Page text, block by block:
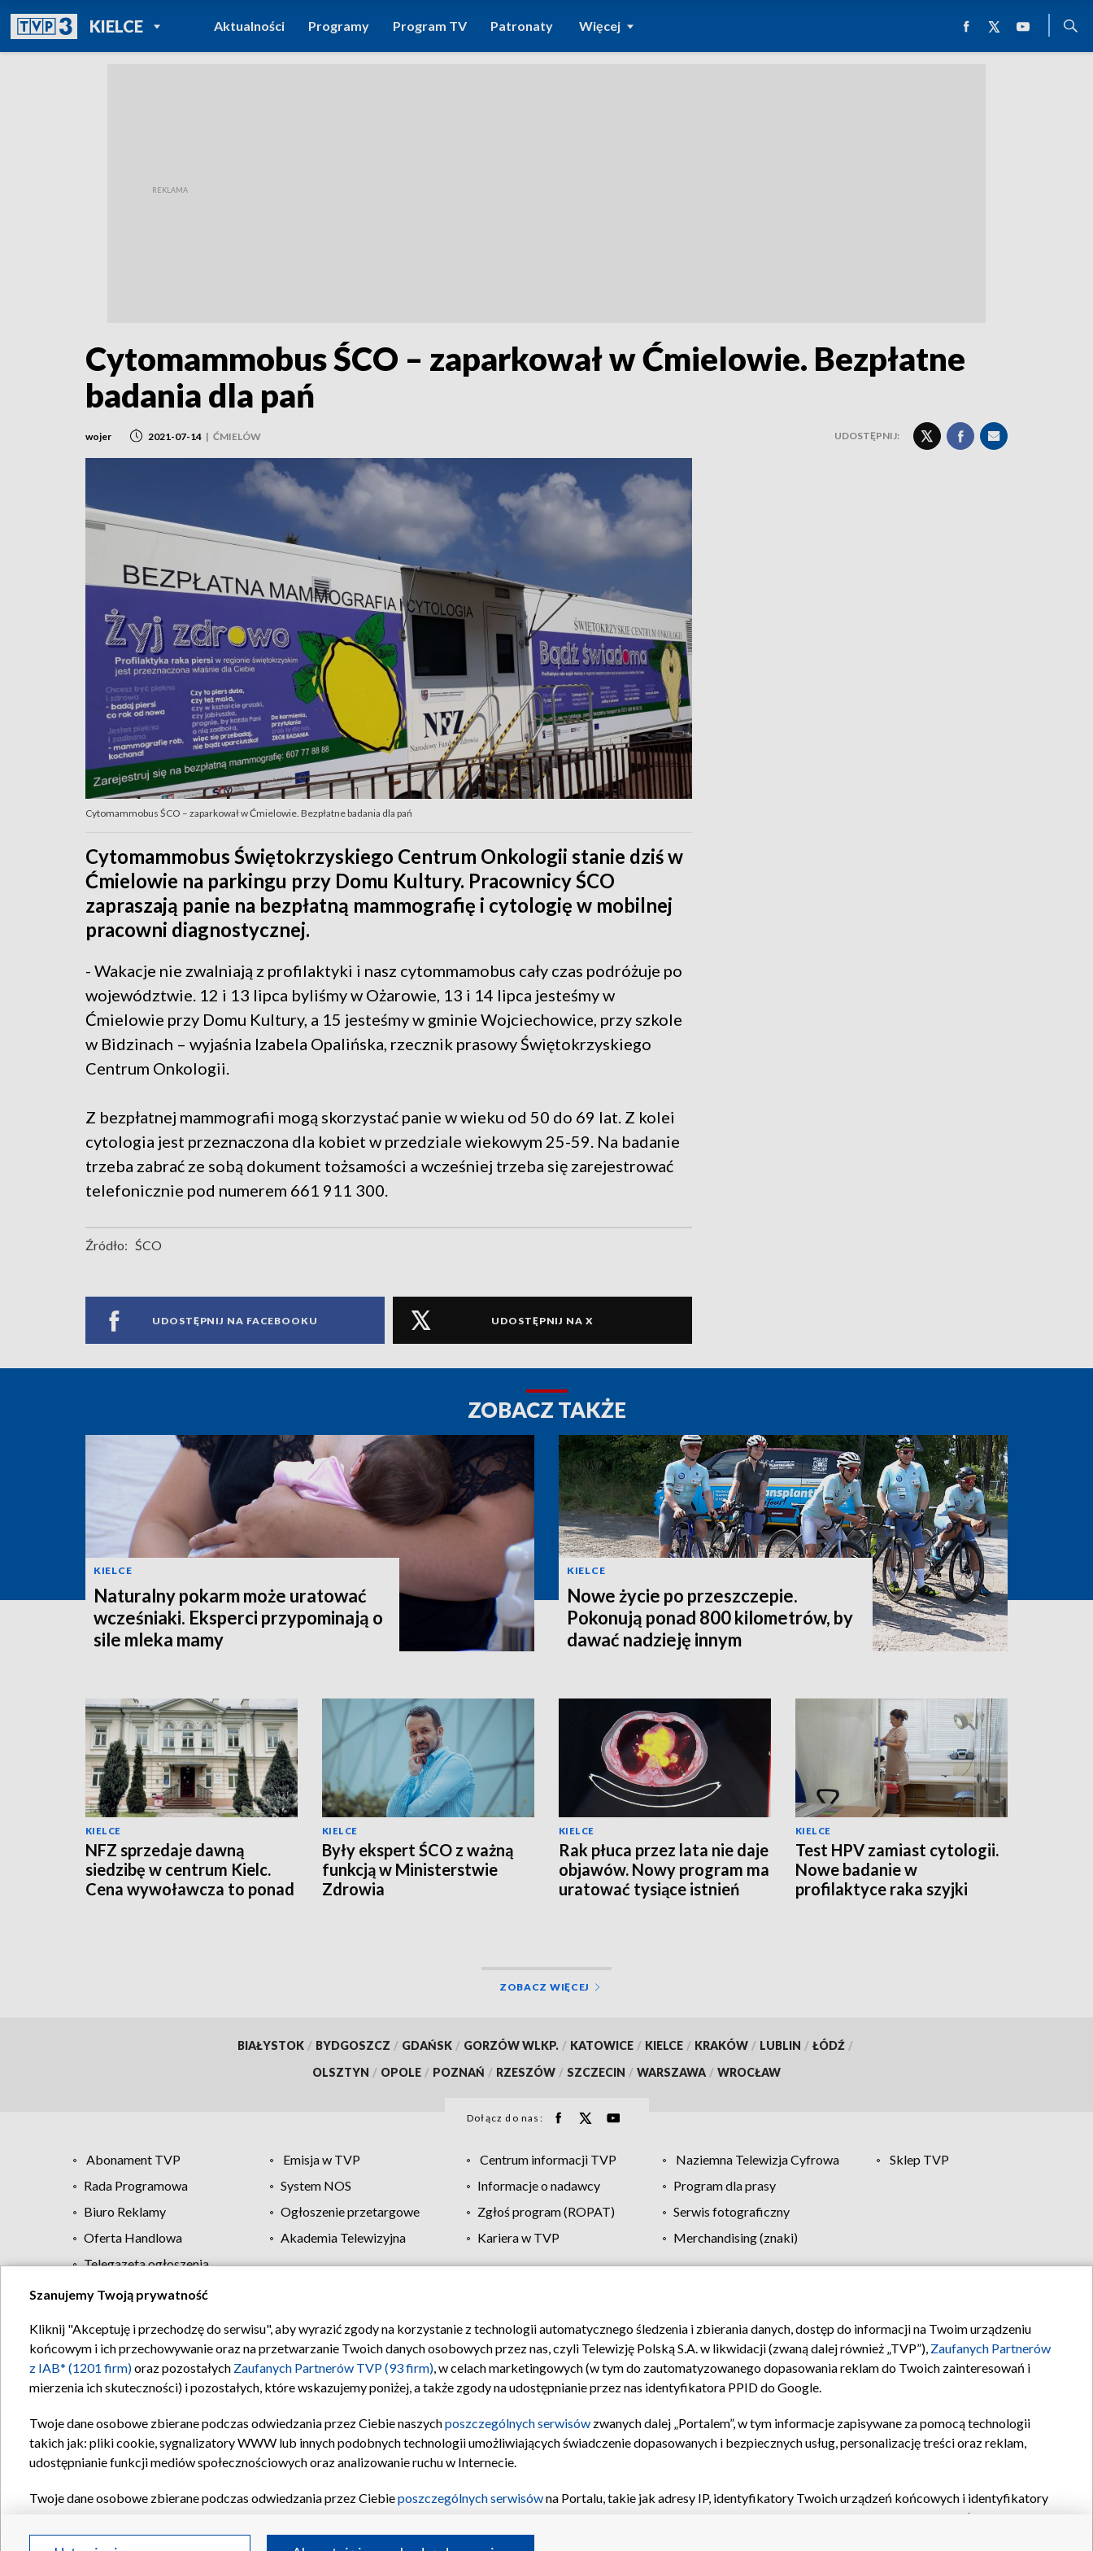
KIELCEPOWRÓT DO
TVP REGIONY
Aktualności Programy Program TV Patronaty Więcej
Cytomammobus ŚCO – zaparkował w Ćmielowie. Bezpłatne
badania dla pań
wojer 2021-07-14 | ĆMIELÓW UDOSTĘPNIJ:
Cytomammobus ŚCO – zaparkował w Ćmielowie. Bezpłatne badania dla pań
Cytomammobus Świętokrzyskiego Centrum Onkologii stanie dziś w
Ćmielowie na parkingu przy Domu Kultury. Pracownicy ŚCO
zapraszają panie na bezpłatną mammografię i cytologię w mobilnej
pracowni diagnostycznej.
- Wakacje nie zwalniają z profilaktyki i nasz cytommamobus cały czas podróżuje po
województwie. 12 i 13 lipca byliśmy w Ożarowie, 13 i 14 lipca jesteśmy w
Ćmielowie przy Domu Kultury, a 15 jesteśmy w gminie Wojciechowice, przy szkole
w Bidzinach – wyjaśnia Izabela Opalińska, rzecznik prasowy Świętokrzyskiego
Centrum Onkologii.
Z bezpłatnej mammografii mogą skorzystać panie w wieku od 50 do 69 lat. Z kolei
cytologia jest przeznaczona dla kobiet w przedziale wiekowym 25-59. Na badanie
trzeba zabrać ze sobą dokument tożsamości a wcześniej trzeba się zarejestrować
telefonicznie pod numerem 661 911 300.
Źródło: ŚCO
UDOSTĘPNIJ NA FACEBOOKU UDOSTĘPNIJ NA X
ZOBACZ TAKŻE
KIELCE
Naturalny pokarm może uratować
wcześniaki. Eksperci przypominają o
sile mleka mamy
KIELCE
Nowe życie po przeszczepie.
Pokonują ponad 800 kilometrów, by
dawać nadzieję innym
KIELCE
NFZ sprzedaje dawną
siedzibę w centrum Kielc.
Cena wywoławcza to ponad
KIELCE
Były ekspert ŚCO z ważną
funkcją w Ministerstwie
Zdrowia
KIELCE
Rak płuca przez lata nie daje
objawów. Nowy program ma
uratować tysiące istnień
KIELCE
Test HPV zamiast cytologii.
Nowe badanie w
profilaktyce raka szyjki
ZOBACZ WIĘCEJ
BIAŁYSTOK / BYDGOSZCZ / GDAŃSK / GORZÓW WLKP. / KATOWICE / KIELCE / KRAKÓW / LUBLIN / ŁÓDŹ /
OLSZTYN / OPOLE / POZNAŃ / RZESZÓW / SZCZECIN / WARSZAWA / WROCŁAW
Dołącz do nas:
Abonament TVP Emisja w TVP Centrum informacji TVP Naziemna Telewizja Cyfrowa
Sklep TVP
Rada Programowa
System NOS Informacje o nadawcy
Program dla prasy
Biuro Reklamy
Ogłoszenie przetargowe Zgłoś program (ROPAT)
Serwis fotograficzny
Oferta Handlowa
Akademia Telewizyjna Kariera w TVP
Merchandising (znaki)
Telegazeta ogłoszenia
Regulamin TVP Polityka prywatności Moje zgody Pomoc Biuro reklamy Kontakt
Szanujemy Twoją prywatność
Kliknij "Akceptuję i przechodzę do serwisu", aby wyrazić zgody na korzystanie z technologii automatycznego śledzenia i zbierania danych, dostęp do informacji na Twoim urządzeniu
końcowym i ich przechowywanie oraz na przetwarzanie Twoich danych osobowych przez nas, czyli Telewizję Polską S.A. w likwidacji (zwaną dalej również „TVP”), Zaufanych Partnerów
z IAB* (1201 firm)oraz pozostałych Zaufanych Partnerów TVP (93 firm), w celach marketingowych (w tym do zautomatyzowanego dopasowania reklam do Twoich zainteresowań i
mierzenia ich skuteczności) i pozostałych, które wskazujemy poniżej, a także zgody na udostępnianie przez nas identyfikatora PPID do Google.
Twoje dane osobowe zbierane podczas odwiedzania przez Ciebie naszychposzczególnych serwisów zwanych dalej „Portalem”, w tym informacje zapisywane za pomocą technologii
takich jak: pliki cookie, sygnalizatory WWW lub innych podobnych technologii umożliwiających świadczenie dopasowanych i bezpiecznych usług, personalizację treści oraz reklam,
udostępnianie funkcji mediów społecznościowych oraz analizowanie ruchu w Internecie.
Twoje dane osobowe zbierane podczas odwiedzania przez Ciebieposzczególnych serwisówna Portalu, takie jak adresy IP, identyfikatory Twoich urządzeń końcowych i identyfikatory
oraz pozostałych
Partnerów TVPdla realizacji następujących celów i funkcji: przechowywania informacji na urządzeniu lub dostęp do nich, wyboru podstawowych reklam, wyboru spersonalizowanych